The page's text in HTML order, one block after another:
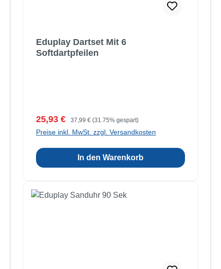
Eduplay Dartset Mit 6
Softdartpfeilen
Verkaufspreis:
25,93 € Regulärer Preis:
37,99 € (31.75% gespart)
Preise inkl. MwSt. zzgl. Versandkosten
In den Warenkorb